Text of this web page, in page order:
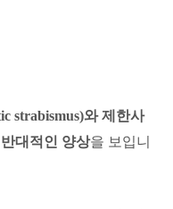
strabismus)와 제한사
대적인 양상을 보입니